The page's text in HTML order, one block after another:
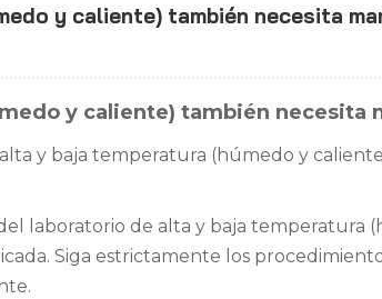
y caliente) también necesita
y caliente) también necesita
y baja temperatura (húmedo y
laboratorio de alta y baja temperatura
Siga estrictamente los